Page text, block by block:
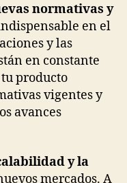
normativas y
en el
y las
en constante
producto
vigentes y
avances
y la
mercados. A